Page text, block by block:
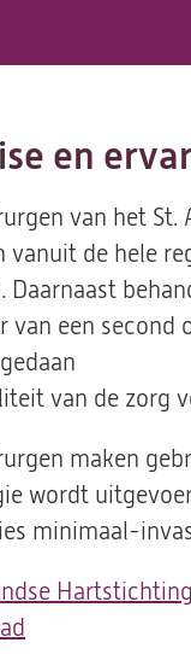
en
van het
vanuit de hele
Daarnaast
van een second
gedaan
van de zorg
maken
wordt
minimaal-
Hartstichting